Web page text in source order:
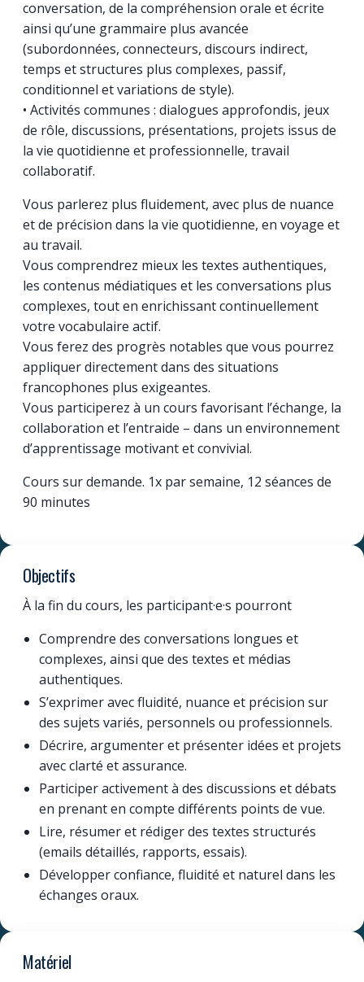
conversation, de la compréhension orale et écrite
ainsi qu’une grammaire plus avancée
(subordonnées, connecteurs, discours indirect,
temps et structures plus complexes, passif,
conditionnel et variations de style).
• Activités communes : dialogues approfondis, jeux
de rôle, discussions, présentations, projets issus de
la vie quotidienne et professionnelle, travail
collaboratif.
Vous parlerez plus fluidement, avec plus de nuance
et de précision dans la vie quotidienne, en voyage et
au travail.
Vous comprendrez mieux les textes authentiques,
les contenus médiatiques et les conversations plus
complexes, tout en enrichissant continuellement
votre vocabulaire actif.
Vous ferez des progrès notables que vous pourrez
appliquer directement dans des situations
francophones plus exigeantes.
Vous participerez à un cours favorisant l’échange, la
collaboration et l’entraide – dans un environnement
d’apprentissage motivant et convivial.
Cours sur demande. 1x par semaine, 12 séances de
90 minutes
Objectifs
À la fin du cours, les participant·e·s pourront
Comprendre des conversations longues et
complexes, ainsi que des textes et médias
authentiques.
S’exprimer avec fluidité, nuance et précision sur
des sujets variés, personnels ou professionnels.
Décrire, argumenter et présenter idées et projets
avec clarté et assurance.
Participer activement à des discussions et débats
en prenant en compte différents points de vue.
Lire, résumer et rédiger des textes structurés
(emails détaillés, rapports, essais).
Développer confiance, fluidité et naturel dans les
échanges oraux.
Matériel